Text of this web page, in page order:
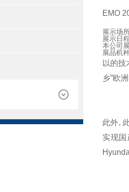
EMO
展示场
展示日
本公司
展品机
以的
乡”欧
此外,
实现